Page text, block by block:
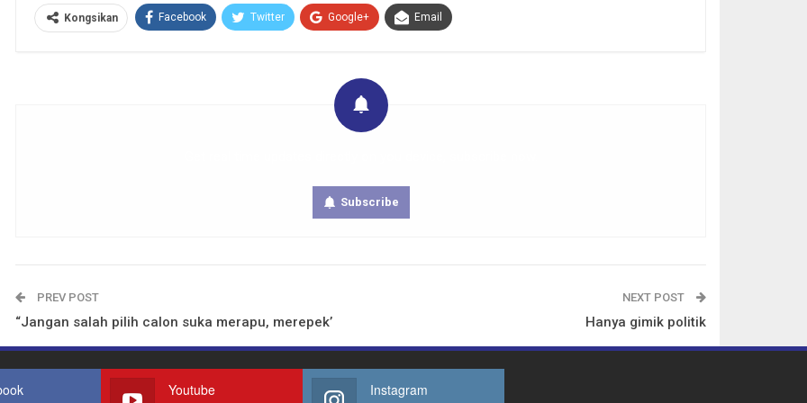
Kongsikan Facebook Twitter Google+ Email
Subscribe
PREV POST
“Jangan salah pilih calon suka merapu, merepek’
NEXT POST
Hanya gimik politik
Youtube Instagram